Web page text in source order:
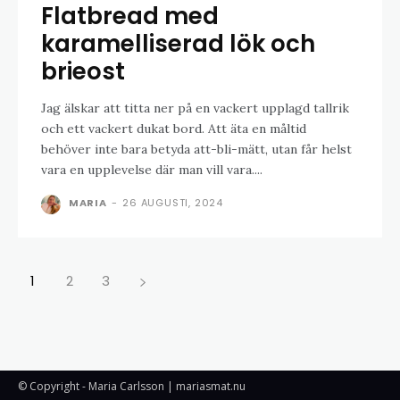
Flatbread med
karamelliserad lök och
brieost
Jag älskar att titta ner på en vackert upplagd tallrik
och ett vackert dukat bord. Att äta en måltid
behöver inte bara betyda att-bli-mätt, utan får helst
vara en upplevelse där man vill vara....
MARIA - 26 AUGUSTI, 2024
1 2 3
© Copyright - Maria Carlsson | mariasmat.nu